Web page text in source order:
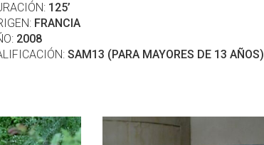
125’
FRANCIA
2008
SAM13 (PARA MAYORES DE 13 AÑOS)